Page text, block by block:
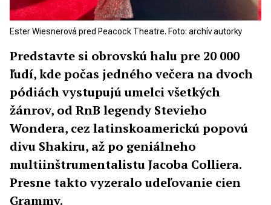
Ester Wiesnerová pred Peacock Theatre. Foto: archív autorky
Predstavte si obrovskú halu pre 20 000
ľudí, kde počas jedného večera na dvoch
pódiách vystupujú umelci všetkých
žánrov, od RnB legendy Stevieho
Wondera, cez latinskoamerickú popovú
divu Shakiru, až po geniálneho
multiinštrumentalistu Jacoba Colliera.
Presne takto vyzeralo udeľovanie cien
Grammy.